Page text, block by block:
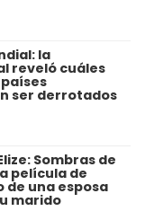
la
reveló cuáles
ser derrotados
Sombras de
película de
de una esposa
marido